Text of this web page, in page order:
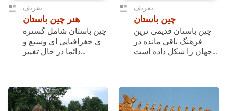
تعریف
هنر چین باستان
چین باستان شامل گستره
ی جغرافیایی ای وسیع و
دائما در حال تغییر...
تعریف
چین باستان
چین باستان قدیمی ترین
فرهنگ باقی مانده در
جهان را شکل داده است...